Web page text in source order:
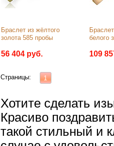
Браслет из жёлтого
золота 585 пробы
56 404 руб.
белого
109
Страницы: 1
Хотите сделать
Красиво
такой стильный и